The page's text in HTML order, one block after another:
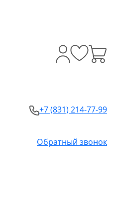
+7 (831) 214-77-99
Обратный звонок